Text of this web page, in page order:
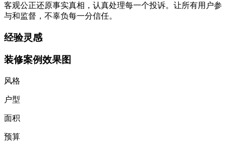
客观公正还原事实真相，认真处理每一个投诉。让所有用户参
与和监督，不辜负每一分信任。
经验灵感
装修案例效果图
风格
户型
面积
预算